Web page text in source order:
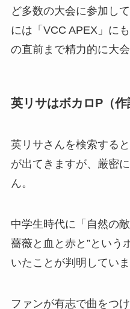
ど多数の大会に参加し
には「VCC APEX」に
の直前まで精力的に大
英リサはボカロP（作
英リサさんを検索する
が出てきますが、厳密
ん。
中学生時代に「自然の
薔薇と血と赤と”という
いたことが判明していま
ファンが有志で曲をつ